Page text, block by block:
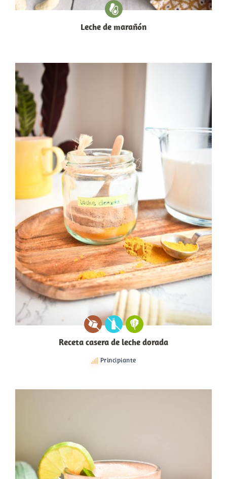
Leche de marañón
Receta casera de leche dorada
Principiante